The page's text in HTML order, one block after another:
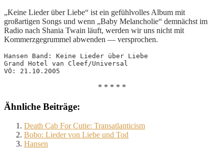
„Keine Lieder über Liebe“ ist ein gefühlvolles Album mit
großartigen Songs und wenn „Baby Melancholie“ demnächst im
Radio nach Shania Twain läuft, werden wir uns nicht mit
Kommerzgegrummel abwenden — versprochen.
Hansen Band: Keine Lieder über Liebe
Grand Hotel van Cleef/Universal
VÖ: 21.10.2005
* * * * *
Ähnliche Beiträge:
Death Cab For Cutie: Transatlanticism
Bobo: Lieder von Liebe und Tod
Hansen